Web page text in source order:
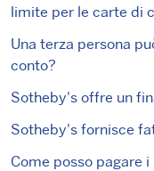
limite per le carte di
Una terza persona
conto?
Sotheby's offre un
Sotheby's fornisce
Come posso pagare